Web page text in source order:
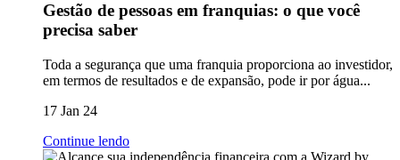
Gestão de pessoas em franquias: o que você
precisa saber
Toda a segurança que uma franquia proporciona ao investidor,
em termos de resultados e de expansão, pode ir por água...
17 Jan 24
Continue lendo